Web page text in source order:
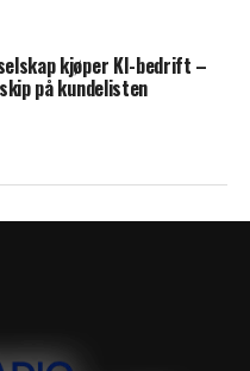
kjøper KI-bedrift –
på kundelisten